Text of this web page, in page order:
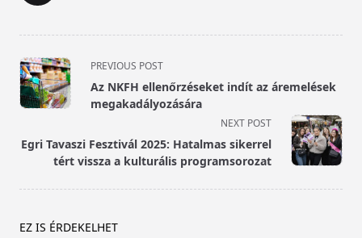
<span
class="nav-
subtitle
reader-
text">Page</span>
PREVIOUS POST
Az NKFH ellenőrzéseket indít az áremelések
megakadályozására
NEXT POST
Egri Tavaszi Fesztivál 2025: Hatalmas sikerrel
tért vissza a kulturális programsorozat
EZ IS ÉRDEKELHET